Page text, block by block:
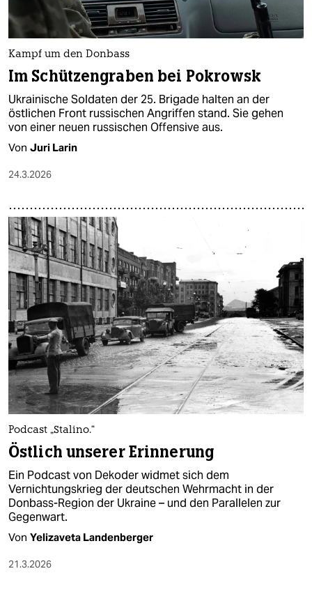
Kampf um den Donbass
Im Schützengraben bei Pokrowsk
Ukrainische Soldaten der 25. Brigade halten an der
östlichen Front russischen Angriffen stand. Sie gehen
von einer neuen russischen Offensive aus.
Von Juri Larin
24.3.2026
Podcast „Stalino.“
Östlich unserer Erinnerung
Ein Podcast von Dekoder widmet sich dem
Vernichtungskrieg der deutschen Wehrmacht in der
Donbass-Region der Ukraine – und den Parallelen zur
Gegenwart.
Von Yelizaveta Landenberger
21.3.2026